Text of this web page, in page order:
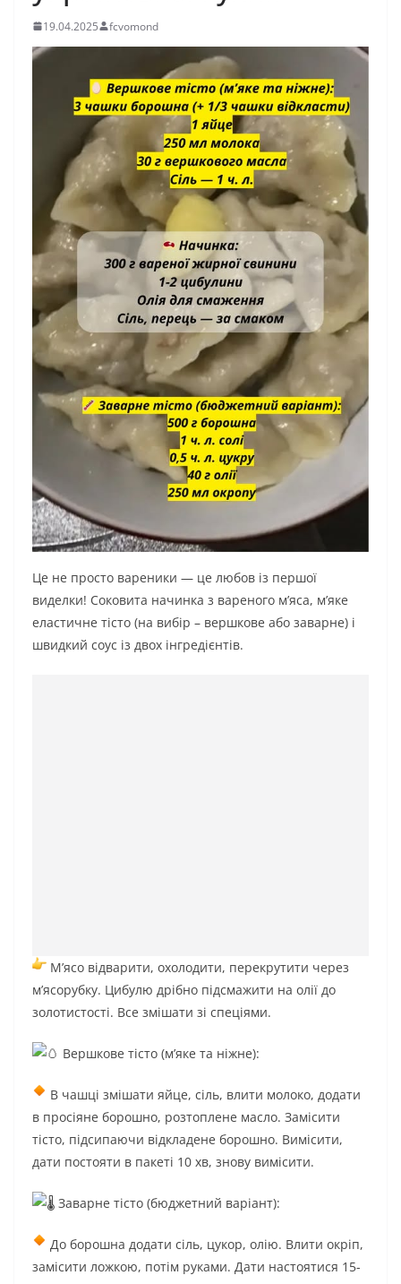
19.04.2025 fcvomond
Це не просто вареники — це любов із першої
виделки! Соковита начинка з вареного м’яса, м’яке
еластичне тісто (на вибір – вершкове або заварне) і
швидкий соус із двох інгредієнтів.
М’ясо відварити, охолодити, перекрутити через
м’ясорубку. Цибулю дрібно підсмажити на олії до
золотистості. Все змішати зі спеціями.
Вершкове тісто (м’яке та ніжне):
В чашці змішати яйце, сіль, влити молоко, додати
в просіяне борошно, розтоплене масло. Замісити
тісто, підсипаючи відкладене борошно. Вимісити,
дати постояти в пакеті 10 хв, знову вимісити.
Заварне тісто (бюджетний варіант):
До борошна додати сіль, цукор, олію. Влити окріп,
замісити ложкою, потім руками. Дати настоятися 15-